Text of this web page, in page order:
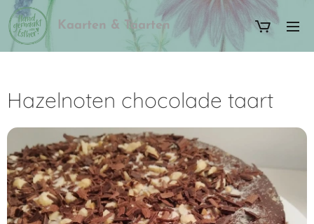
Kaarten & Taarten
Hazelnoten chocolade taart